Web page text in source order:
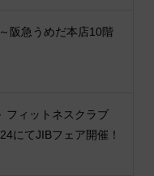
阪急うめだ本店10階
フィットネスクラブ
にてJIBフェア開催！